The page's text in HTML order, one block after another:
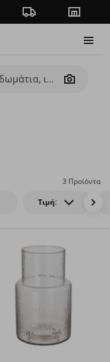
Πορεία παραγγελίας
Camera
Τιμή:
3 Προϊόντα